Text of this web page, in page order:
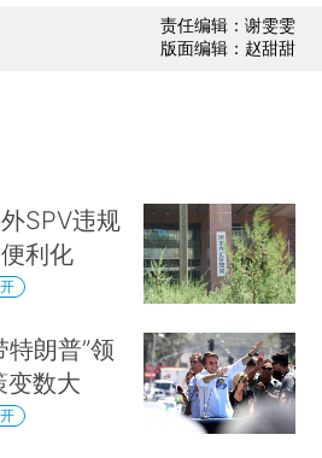
责任编辑：谢雯雯
版面编辑：赵甜甜
SPV违规
利化
特朗普”领
变数大